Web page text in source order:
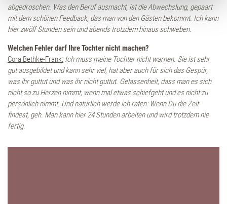
soziale Medien, Werbung und Analysen weiter. Unsere
Partner führen diese Informationen möglicherweise mit
weiteren Daten zusammen, die Sie ihnen bereitgestellt
gesammelt haben.
abgedroschen. Was den Beruf ausmacht, ist die Abwechslung, gepaart
mit dem schönen Feedback, das man von den Gästen bekommt. Ich kann
hier zwölf Stunden sein und abends trotzdem hinaus schweben.
Welchen Fehler darf Ihre Tochter nicht machen?
Cora Bethke-Frank: Ich muss meine Tochter nicht warnen. Sie ist sehr
gut ausgebildet und kann sehr viel, hat aber auch für sich das Gespür,
was ihr guttut und was ihr nicht guttut. Gelassenheit, dass man es sich
nicht so zu Herzen nimmt, wenn mal etwas schiefgeht und es nicht zu
persönlich nimmt. Und natürlich werde ich raten: Wenn Du die Zeit
findest, geh. Man kann hier 24 Stunden arbeiten und wird trotzdem nie
fertig.